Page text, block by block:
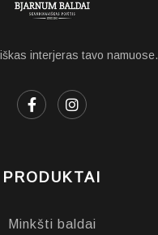
interjeras tavo namuose.
PRODUKTAI
Minkšti baldai